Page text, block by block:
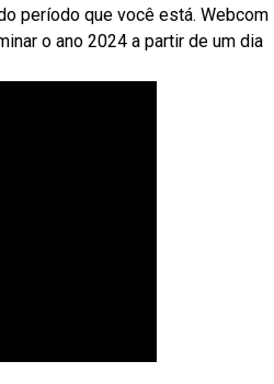
período que você está. Webcom
o ano 2024 a partir de um dia